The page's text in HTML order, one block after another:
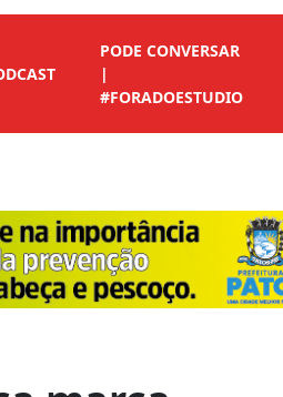
PODE CONVERSAR
|
#FORADOESTUDIO